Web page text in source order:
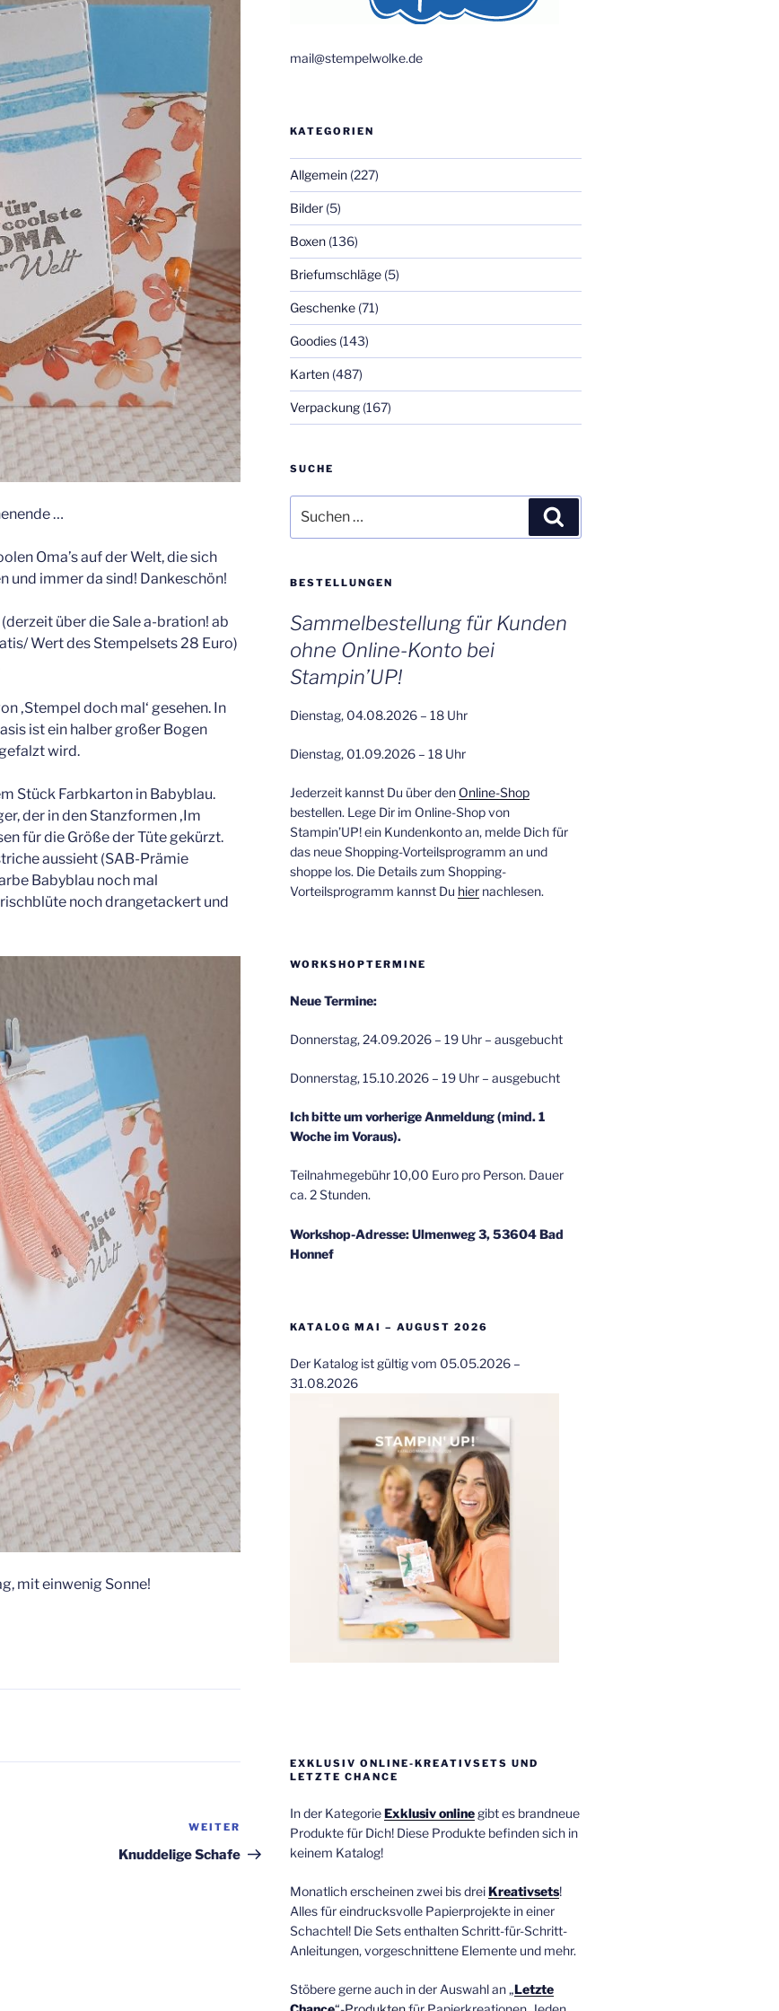
…
Oma’s auf der Welt, die sich
und immer da sind! Dankeschön!
über die Sale a-bration! ab
Wert des Stempelsets 28 Euro)
‚Stempel doch mal‘ gesehen. In
ist ein halber großer Bogen
wird.
Stück Farbkarton in Babyblau.
der in den Stanzformen ‚Im
für die Größe der Tüte gekürzt.
aussieht (SAB-Prämie
Babyblau noch mal
noch drangetackert und
mit einwenig Sonne!
Nächster
Beitrag
WEITER
Knuddelige Schafe
mail@stempelwolke.de
KATEGORIEN
Allgemein(227)
Bilder(5)
Boxen(136)
Briefumschläge(5)
Geschenke(71)
Goodies(143)
Karten(487)
Verpackung(167)
SUCHE
nach:
BESTELLUNGEN
Sammelbestellung für Kunden
ohne Online-Konto bei
Stampin’UP!
Dienstag, 04.08.2026 – 18 Uhr
Dienstag, 01.09.2026 – 18 Uhr
Jederzeit kannst Du über den Online-Shop
bestellen. Lege Dir im Online-Shop von
Stampin’UP! ein Kundenkonto an, melde Dich für
das neue Shopping-Vorteilsprogramm an und
shoppe los. Die Details zum Shopping-
Vorteilsprogramm kannst Du hiernachlesen.
WORKSHOPTERMINE
Neue Termine:
Donnerstag, 24.09.2026 – 19 Uhr – ausgebucht
Donnerstag, 15.10.2026 – 19 Uhr – ausgebucht
Ich bitte um vorherige Anmeldung (mind. 1
Woche im Voraus).
Teilnahmegebühr 10,00 Euro pro Person. Dauer
ca. 2 Stunden.
Workshop-Adresse: Ulmenweg 3, 53604 Bad
Honnef
KATALOG MAI – AUGUST 2026
Der Katalog ist gültig vom 05.05.2026 –
31.08.2026
EXKLUSIV ONLINE-KREATIVSETS UND
LETZTE CHANCE
In der KategorieExklusiv onlinegibt es brandneue
Produkte für Dich! Diese Produkte befinden sich in
keinem Katalog!
Monatlich erscheinen zwei bis drei Kreativsets!
Alles für eindrucksvolle Papierprojekte in einer
Schachtel! Die Sets enthalten Schritt-für-Schritt-
Anleitungen, vorgeschnittene Elemente und mehr.
Stöbere gerne auch in der Auswahl an „Letzte